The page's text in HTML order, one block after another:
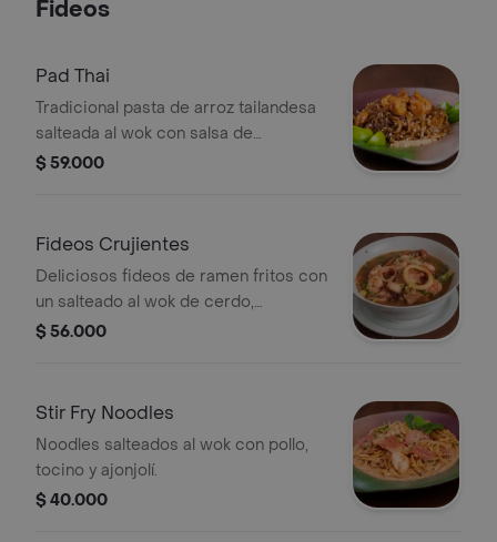
Fideos
Pad Thai
Tradicional pasta de arroz tailandesa
salteada al wok con salsa de
tamarindo, nam-pla y tortilla de huevo
$ 59.000
Fideos Crujientes
Deliciosos fideos de ramen fritos con
un salteado al wok de cerdo,
camarón, calamar y champiñones con
$ 56.000
Stir Fry Noodles
Noodles salteados al wok con pollo,
tocino y ajonjolí.
$ 40.000